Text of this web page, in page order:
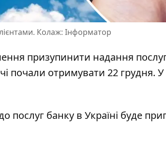
Колаж: Інформатор
призупинити надання
почали отримувати 22 грудня.
послуг банку в Україні буде